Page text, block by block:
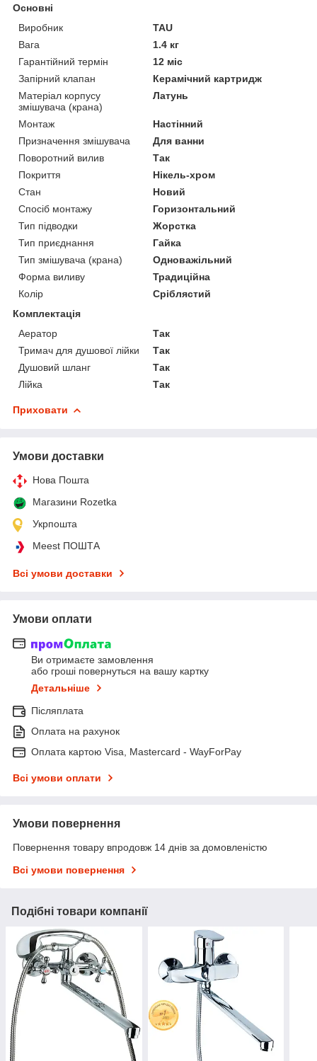
Основні
Виробник
TAU
Вага
1.4 кг
Гарантійний термін
12 міс
Запірний клапан
Керамічний картридж
Матеріал корпусу
змішувача (крана)
Латунь
Монтаж
Настінний
Призначення змішувача
Для ванни
Поворотний вилив
Так
Покриття
Нікель-хром
Стан
Новий
Спосіб монтажу
Горизонтальний
Тип підводки
Жорстка
Тип приєднання
Гайка
Тип змішувача (крана)
Одноважільний
Форма виливу
Традиційна
Колір
Сріблястий
Комплектація
Аератор
Так
Тримач для душової лійки
Так
Душовий шланг
Так
Лійка
Так
Приховати
Умови доставки
Нова Пошта
Магазини Rozetka
Укрпошта
Meest ПОШТА
Всі умови доставки
Умови оплати
Ви отримаєте замовлення
або гроші повернуться на вашу картку
Детальніше
Післяплата
Оплата на рахунок
Оплата картою Visa, Mastercard - WayForPay
Всі умови оплати
Умови повернення
Повернення товару впродовж 14 днів за домовленістю
Всі умови повернення
Подібні товари компанії